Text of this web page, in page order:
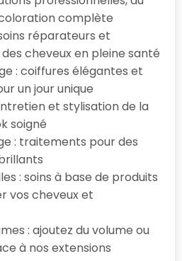
complète
réparateurs et
cheveux en pleine santé
: coiffures élégantes et
un jour unique
et stylisation de la
soigné
: traitements pour des
: soins à base de produits
vos cheveux et
: ajoutez du volume ou
à nos extensions